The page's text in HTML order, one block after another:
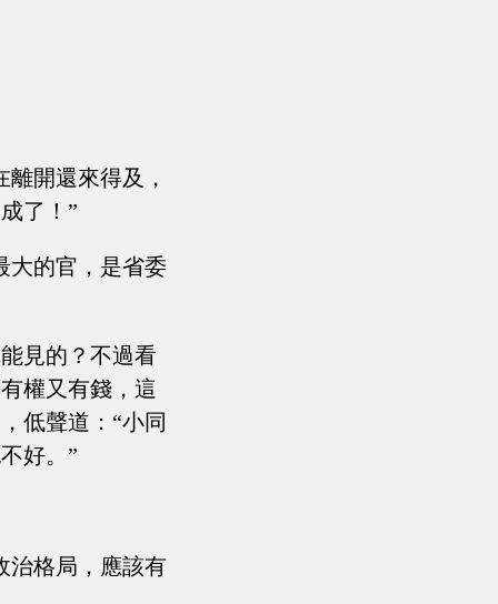
開還來得及，
了！”
大的官，是省委
見的？不過看
權又有錢，這
低聲道：“小同
好。”
治格局，應該有